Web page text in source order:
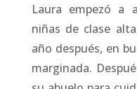
Laura empezó a
niñas de clase
año después, en
marginada.